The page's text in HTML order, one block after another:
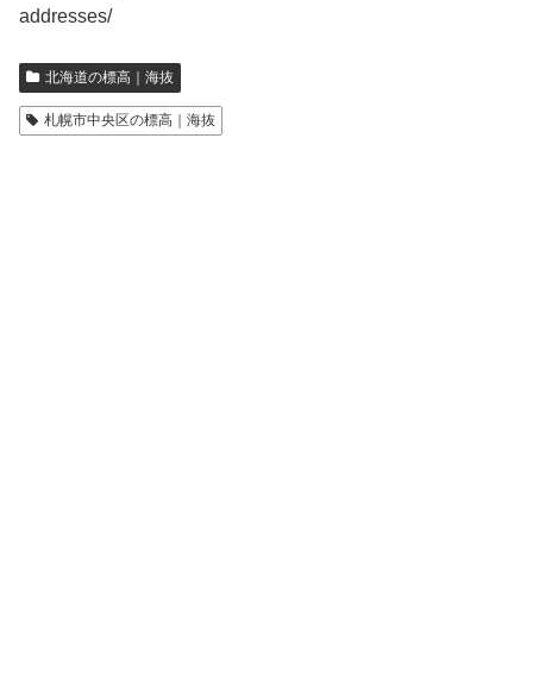
addresses/
北海道の標高｜海抜
札幌市中央区の標高｜海抜